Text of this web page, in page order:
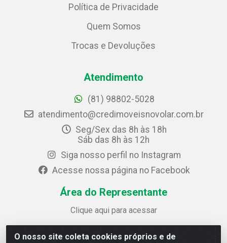
O nosso site coleta cookies próprios e de
Política de Privacidade
Quem Somos
Trocas e Devoluções
Atendimento
(81) 98802-5028
atendimento@credimoveisnovolar.com.br
Seg/Sex das 8h às 18h
Sáb das 8h às 12h
Siga nosso perfil no Instagram
Acesse nossa página no Facebook
Área do Representante
Clique aqui para acessar